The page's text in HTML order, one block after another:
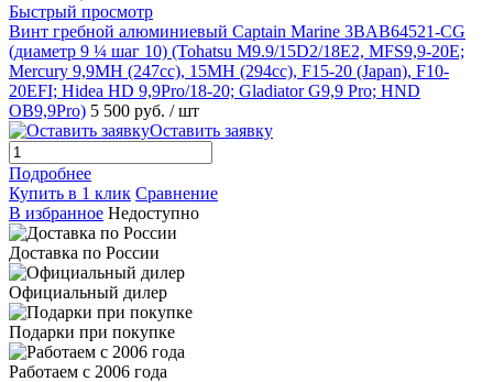
Быстрый просмотр
Винт гребной алюминиевый Captain Marine 3BAB64521-CG
(диаметр 9 ¼ шаг 10) (Tohatsu M9.9/15D2/18E2, MFS9,9-20E;
Mercury 9,9MH (247cc), 15MH (294cc), F15-20 (Japan), F10-
20EFI; Hidea HD 9,9Pro/18-20; Gladiator G9,9 Pro; HND
OB9,9Pro) 5 500 руб. / шт
Оставить заявку
Подробнее
Купить в 1 клик Сравнение
В избранное Недоступно
Доставка по России
Официальный дилер
Подарки при покупке
Работаем с 2006 года